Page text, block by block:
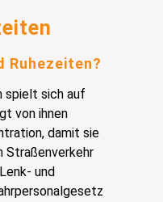
Ruhezeiten?
spielt sich auf
von ihnen
damit sie
Straßenverkehr
und